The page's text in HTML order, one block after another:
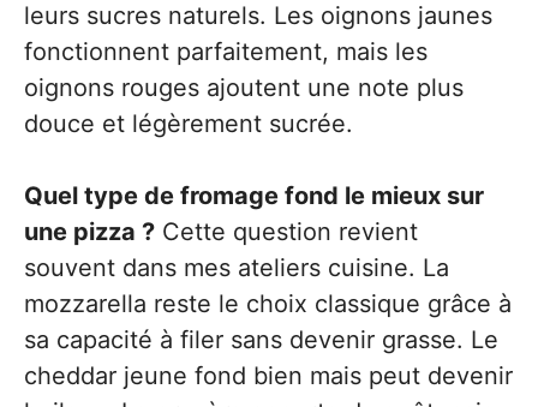
leurs sucres naturels. Les oignons jaunes
fonctionnent parfaitement, mais les
oignons rouges ajoutent une note plus
douce et légèrement sucrée.
Quel type de fromage fond le mieux sur
une pizza ? Cette question revient
souvent dans mes ateliers cuisine. La
mozzarella reste le choix classique grâce à
sa capacité à filer sans devenir grasse. Le
cheddar jeune fond bien mais peut devenir